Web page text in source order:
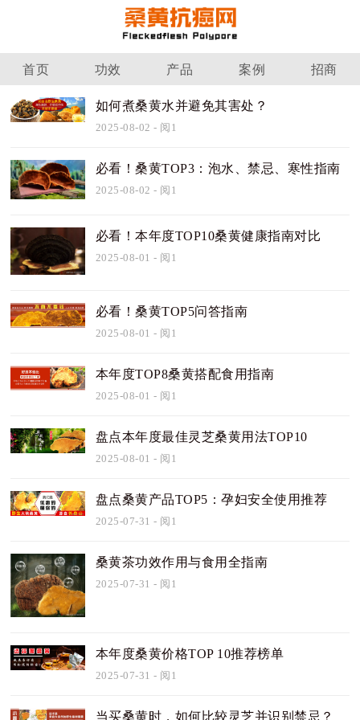
首页 功效 产品 案例 招商
如何煮桑黄水并避免其害处？
2025-08-02 - 阅1
必看！桑黄TOP3：泡水、禁忌、寒性指南
2025-08-02 - 阅1
必看！本年度TOP10桑黄健康指南对比
2025-08-01 - 阅1
必看！桑黄TOP5问答指南
2025-08-01 - 阅1
本年度TOP8桑黄搭配食用指南
2025-08-01 - 阅1
盘点本年度最佳灵芝桑黄用法TOP10
2025-08-01 - 阅1
盘点桑黄产品TOP5：孕妇安全使用推荐
2025-07-31 - 阅1
桑黄茶功效作用与食用全指南
2025-07-31 - 阅1
本年度桑黄价格TOP 10推荐榜单
2025-07-31 - 阅1
当买桑黄时，如何比较灵芝并识别禁忌？